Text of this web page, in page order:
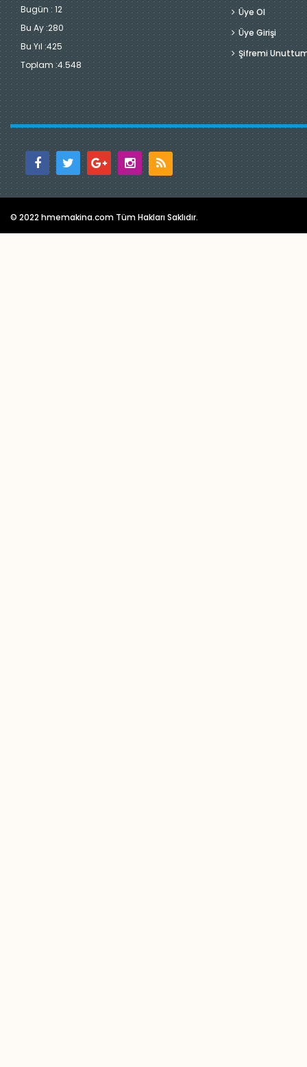
Bugün : 12
Bu Ay :280
Bu Yıl :425
Toplam :4.548
Üye Ol
Üye Girişi
Şifremi
© 2022 hmemakina.com Tüm Hakları Saklıdır.